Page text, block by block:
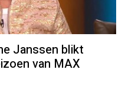
Janssen blikt
van MAX